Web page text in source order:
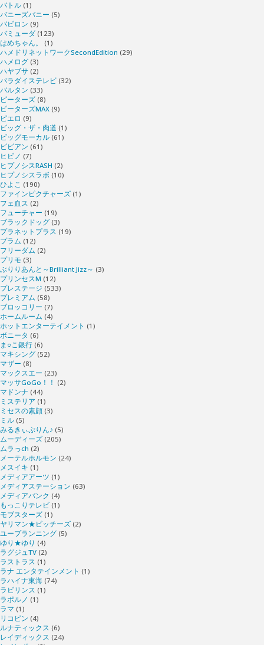
バトル (1)
バニーズバニー (5)
バビロン (9)
バミューダ (123)
はめちゃん。
(1)
ハメドリネットワークSecondEdition (29)
ハメログ (3)
ハヤブサ (2)
パラダイステレビ (32)
バルタン (33)
ピーターズ (8)
ピーターズMAX (9)
ピエロ (9)
ビッグ・ザ・肉道 (1)
ビッグモーカル (61)
ビビアン (61)
ヒビノ (7)
ヒプノシスRASH (2)
ヒプノシスラボ (10)
ひよこ (190)
ファインピクチャーズ (1)
フェ血ス (2)
フューチャー (19)
ブラックドッグ (3)
プラネットプラス (19)
プラム (12)
フリーダム (2)
プリモ (3)
ぶりりあんと～Brilliant Jizz～ (3)
プリンセスM (12)
プレステージ (533)
プレミアム (58)
ブロッコリー (7)
ホームルーム (4)
ホットエンターテイメント (1)
ボニータ (6)
ま○こ銀行 (6)
マキシング (52)
マザー (8)
マックスエー (23)
マッサGoGo！！ (2)
マドンナ (44)
ミステリア (1)
ミセスの素顔 (3)
ミル (5)
みるきぃぷりん♪ (5)
ムーディーズ (205)
ムラっch (2)
メーテルホルモン (24)
メスイキ (1)
メディアアーツ (1)
メディアステーション (63)
メディアバンク (4)
もっこりテレビ (1)
モブスターズ (1)
ヤリマン★ビッチーズ (2)
ユープランニング (5)
ゆり★ゆり (4)
ラグジュTV (2)
ラストラス (1)
ラナ エンタテインメント (1)
ラハイナ東海 (74)
ラビリンス (1)
ラポルノ (1)
ラマ (1)
リコピン (4)
ルナティックス (6)
レイディックス (24)